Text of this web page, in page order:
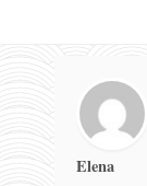
Elena